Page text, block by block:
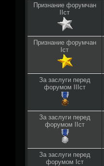
Признание форумчан
IIст
Признание форумчан
Iст
За заслуги перед
форумом IIIст
За заслуги перед
форумом IIст
За заслуги перед
форумом Iст